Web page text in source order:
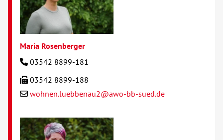
Maria Rosenberger
03542 8899-181
03542 8899-188
wohnen.luebbenau2@awo-bb-sued.de